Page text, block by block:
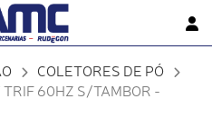
COLETORES DE PÓ
60HZ S/TAMBOR -